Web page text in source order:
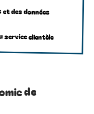
des données
service clientèle
de